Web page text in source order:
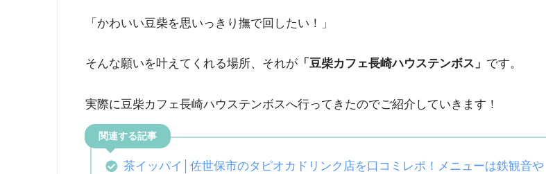
「かわいい豆柴を思いっきり撫で回したい！」
そんな願いを叶えてくれる場所、それが 「豆柴カフェ長崎ハウステンボス」 です。
実際に豆柴カフェ長崎ハウステンボスへ行ってきたのでご紹介していきます！
茶イッパイ│佐世保市のタピオカドリンク店を口コミレポ！メニューは鉄観音や